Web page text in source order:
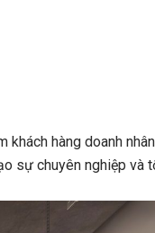
khách hàng doanh
sự chuyên nghiệp và